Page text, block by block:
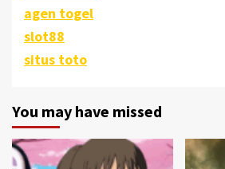
agen togel
slot88
situs toto
You may have missed